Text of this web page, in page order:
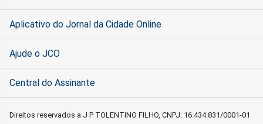
Aplicativo do Jornal da Cidade Online
Ajude o JCO
Central do Assinante
Direitos reservados a J P TOLENTINO FILHO, CNPJ: 16.434.831/0001-01